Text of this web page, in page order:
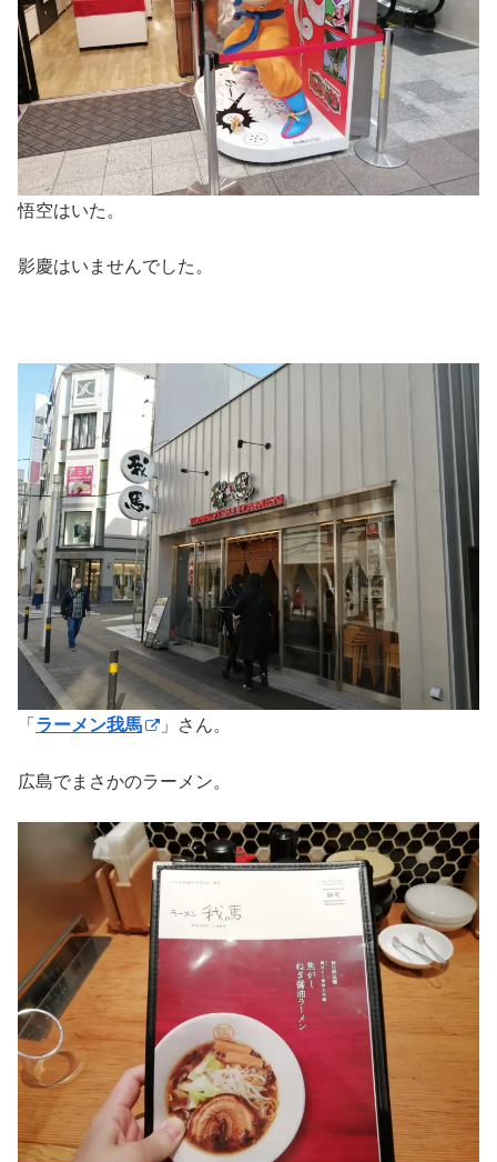
悟空はいた。
影慶はいませんでした。
「 ラーメン我馬 」さん。
広島でまさかのラーメン。